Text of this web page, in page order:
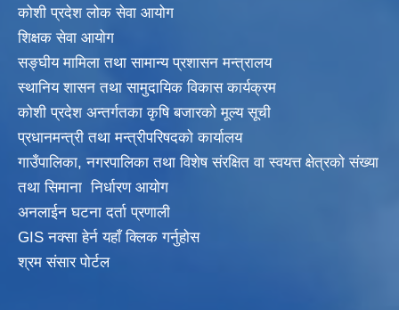
कोशी प्रदेश लोक सेवा आयोग
शिक्षक सेवा आयाेग
सङ्‍घीय मामिला तथा सामान्य प्रशासन मन्त्रालय
स्थानिय शासन तथा सामुदायिक विकास कार्यक्रम
कोशी प्रदेश अन्तर्गतका कृषि बजारको मूल्य सूची
प्रधानमन्त्री तथा मन्त्रीपरिषदकाे कार्यालय
गाउँपालिका, नगरपालिका तथा विशेष संरक्षित वा स्वयत्त क्षेत्रकाे संख्या
तथा सिमाना निर्धारण आयाेग
अनलाईन घटना दर्ता प्रणाली
GIS नक्सा हेर्न यहाँ क्लिक गर्नुहाेस
श्रम संसार पोर्टल